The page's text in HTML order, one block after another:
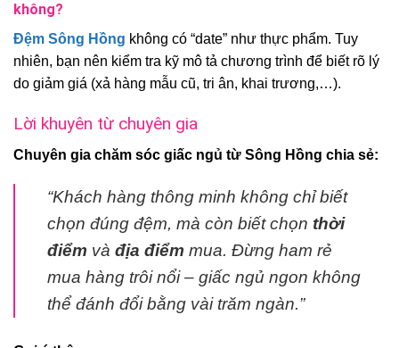
không?
Đệm Sông Hồng không có “date” như thực phẩm. Tuy
nhiên, bạn nên kiểm tra kỹ mô tả chương trình để biết rõ lý
do giảm giá (xả hàng mẫu cũ, tri ân, khai trương,…).
Lời khuyên từ chuyên gia
Chuyên gia chăm sóc giấc ngủ từ Sông Hồng chia sẻ:
“Khách hàng thông minh không chỉ biết
chọn đúng đệm, mà còn biết chọn thời
điểm và địa điểm mua. Đừng ham rẻ
mua hàng trôi nổi – giấc ngủ ngon không
thể đánh đổi bằng vài trăm ngàn.”